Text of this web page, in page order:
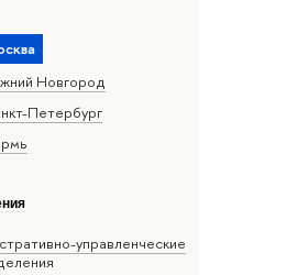
Новгород
Петербург
управленческие